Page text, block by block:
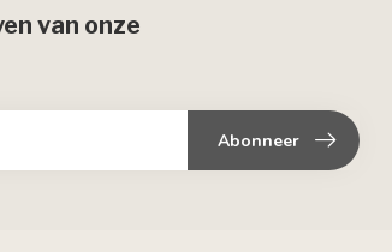
van onze
Abonneer